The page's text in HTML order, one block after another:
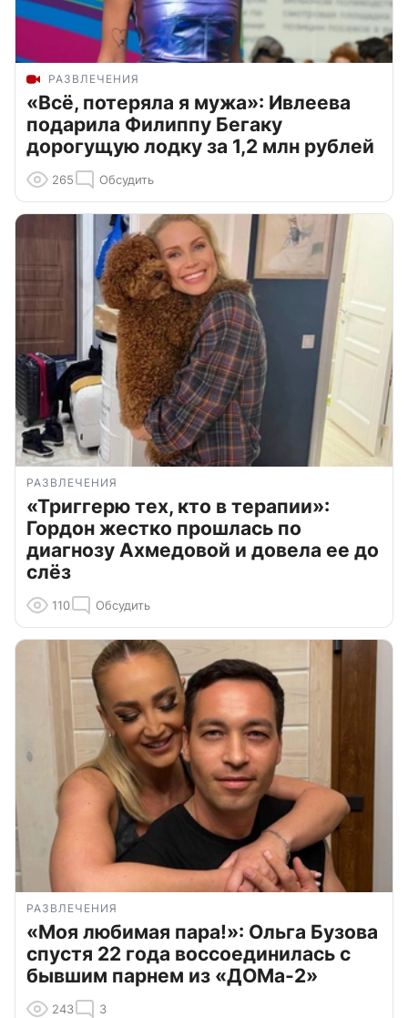
РАЗВЛЕЧЕНИЯ
«Всё, потеряла я мужа»: Ивлеева
подарила Филиппу Бегаку
дорогущую лодку за 1,2 млн рублей
265 Обсудить
РАЗВЛЕЧЕНИЯ
«Триггерю тех, кто в терапии»:
Гордон жестко прошлась по
диагнозу Ахмедовой и довела ее до
слёз
110 Обсудить
РАЗВЛЕЧЕНИЯ
«Моя любимая пара!»: Ольга Бузова
спустя 22 года воссоединилась с
бывшим парнем из «ДОМа-2»
243 3